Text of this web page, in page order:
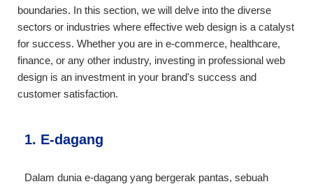
boundaries. In this section, we will delve into the diverse
sectors or industries where effective web design is a catalyst
for success. Whether you are in e-commerce, healthcare,
finance, or any other industry, investing in professional web
design is an investment in your brand's success and
customer satisfaction.
1. E-dagang
Dalam dunia e-dagang yang bergerak pantas, sebuah